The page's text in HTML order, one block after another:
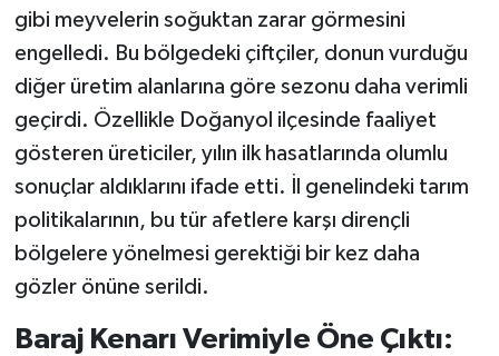
gibi meyvelerin soğuktan zarar görmesini
engelledi. Bu bölgedeki çiftçiler, donun vurduğu
diğer üretim alanlarına göre sezonu daha verimli
geçirdi. Özellikle Doğanyol ilçesinde faaliyet
gösteren üreticiler, yılın ilk hasatlarında olumlu
sonuçlar aldıklarını ifade etti. İl genelindeki tarım
politikalarının, bu tür afetlere karşı dirençli
bölgelere yönelmesi gerektiği bir kez daha
gözler önüne serildi.
Baraj Kenarı Verimiyle Öne Çıktı: